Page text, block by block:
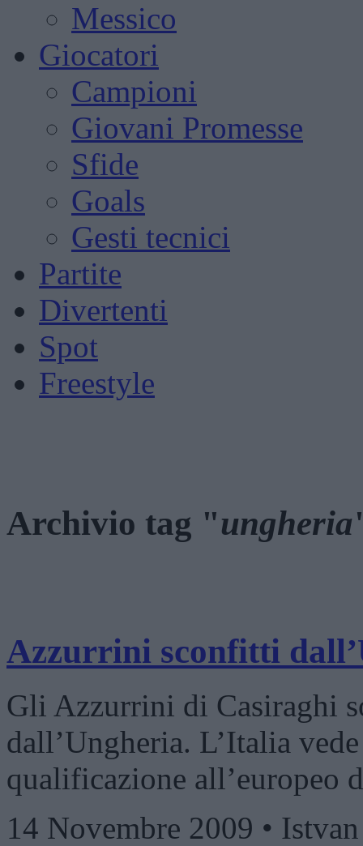
Messico
Giocatori
Campioni
Giovani Promesse
Sfide
Goals
Gesti tecnici
Partite
Divertenti
Spot
Freestyle
Archivio tag "ungheria
Azzurrini sconfitti
Gli Azzurrini di Casiraghi
dall’Ungheria. L’Italia
qualificazione all’europeo
14 Novembre 2009 •